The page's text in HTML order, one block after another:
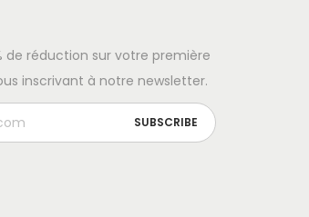
de réduction sur votre première
inscrivant à notre newsletter.